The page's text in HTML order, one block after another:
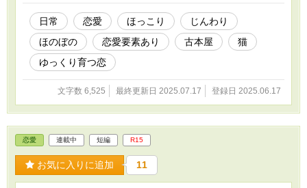
す。 ※誤字脱字は見つけ次第修正します。 ※こ
の話は、1話ずつ、長短あります。思いついたま
まに。
日常 恋愛 ほっこり
じんわり
ほのぼの
恋愛要素あり 古本屋
猫
ゆっくり育つ恋
文字数 6,525 最終更新日 2025.07.17 登録日 2025.06.17
恋愛 連載中 短編 R15
お気に入りに追加 11